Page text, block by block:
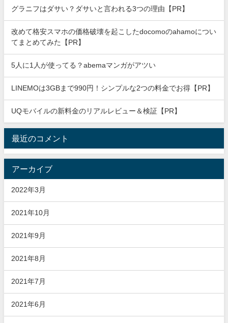
グラニフはダサい？ダサいと言われる3つの理由【PR】
改めて格安スマホの価格破壊を起こしたdocomoのahamoについ
てまとめてみた【PR】
5人に1人が使ってる？abemaマンガがアツい
LINEMOは3GBまで990円！シンプルな2つの料金でお得【PR】
UQモバイルの新料金のリアルレビュー＆検証【PR】
最近のコメント
アーカイブ
2022年3月
2021年10月
2021年9月
2021年8月
2021年7月
2021年6月